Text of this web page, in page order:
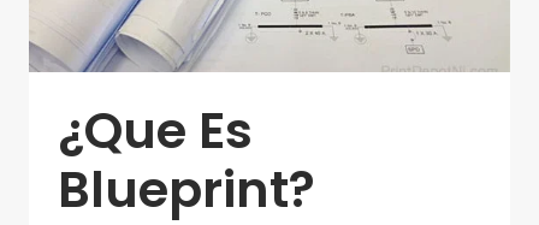
¿Que Es
Blueprint?